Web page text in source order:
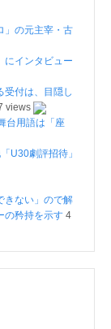
」の元主宰・古
にインタビュー
受付は、目隠し
views
台用語は「座
U30劇評招待」
きない」ので解
の矜持を示す 4